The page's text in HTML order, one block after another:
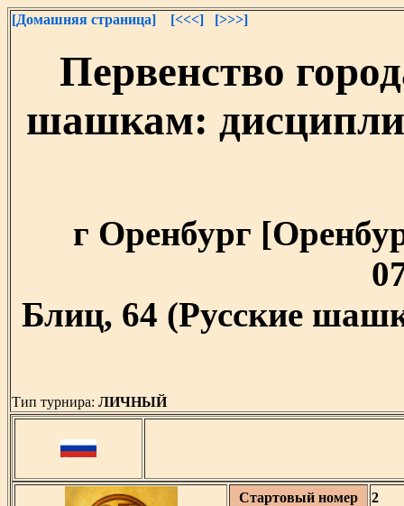
[Домашняя страница] [<<<] [>>>]
Первенство
шашкам:
г Оренбург
Блиц, 64 (Русские
Тип турнира: ЛИЧНЫЙ
Стартовый номер
2